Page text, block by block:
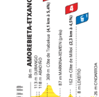
Actualités
Technologies
Tests de produits